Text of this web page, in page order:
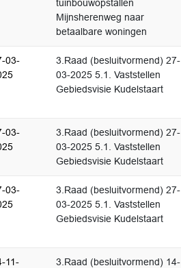
tuinbouwopstallen
Mijnsherenweg naar
betaalbare woningen
03-
3.Raad (besluitvormend) 27-
03-2025 5.1. Vaststellen
Gebiedsvisie Kudelstaart
03-
3.Raad (besluitvormend) 27-
03-2025 5.1. Vaststellen
Gebiedsvisie Kudelstaart
03-
3.Raad (besluitvormend) 27-
03-2025 5.1. Vaststellen
Gebiedsvisie Kudelstaart
11-
3.Raad (besluitvormend) 14-